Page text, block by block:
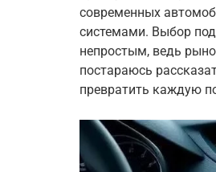
современных
системами. Выбор
непростым, ведь
постараюсь
превратить каждую